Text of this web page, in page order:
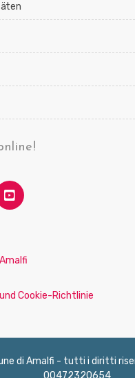
Cookie-Richtlinie
di Amalfi - tutti i diritti
00472320654